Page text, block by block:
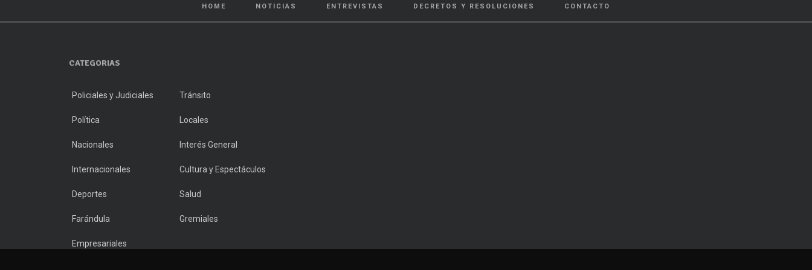
HOME NOTICIAS ENTREVISTAS DECRETOS Y RESOLUCIONES CONTACTO
CATEGORIAS
Policiales y Judiciales Tránsito
Política Locales
Nacionales Interés General
Internacionales Cultura y Espectáculos
Deportes Salud
Farándula Gremiales
Empresariales